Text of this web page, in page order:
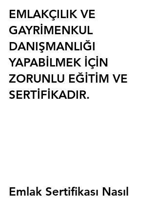
EMLAKÇILIK VE
GAYRİMENKUL
DANIŞMANLIĞI
YAPABİLMEK İÇİN
ZORUNLU EĞİTİM VE
SERTİFİKADIR.
Emlak Sertifikası Nasıl